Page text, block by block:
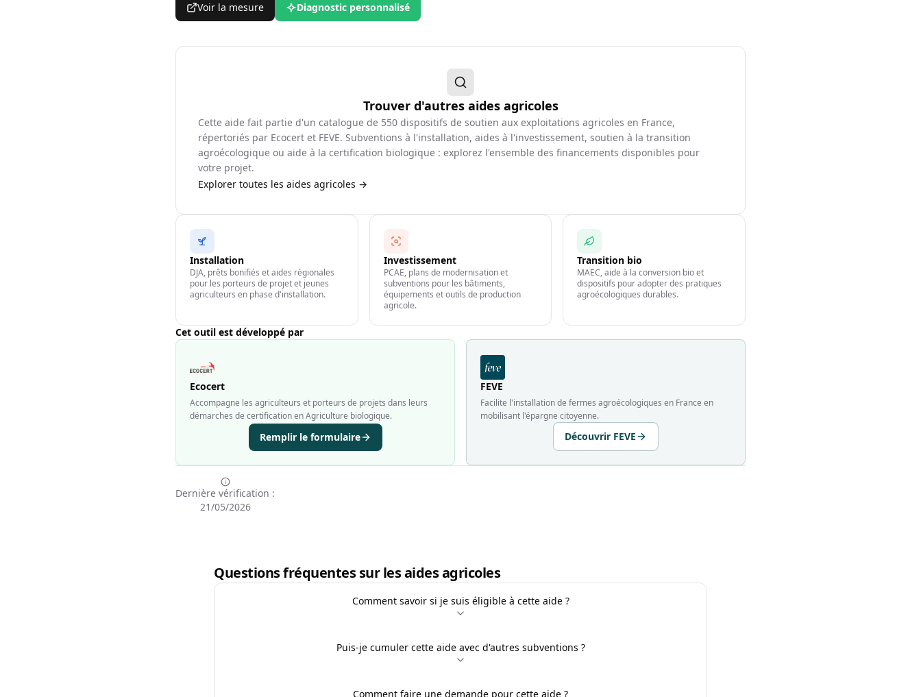
Voir la mesure Diagnostic personnalisé
Trouver d'autres aides agricoles
Cette aide fait partie d'un catalogue de 550 dispositifs de soutien aux exploitations agricoles en France,
répertoriés par Ecocert et FEVE. Subventions à l'installation, aides à l'investissement, soutien à la transition
agroécologique ou aide à la certification biologique : explorez l'ensemble des financements disponibles pour
votre projet.
Explorer toutes les aides agricoles →
Installation
DJA, prêts bonifiés et aides régionales
pour les porteurs de projet et jeunes
agriculteurs en phase d'installation.
Investissement
PCAE, plans de modernisation et
subventions pour les bâtiments,
équipements et outils de production
agricole.
Transition bio
MAEC, aide à la conversion bio et
dispositifs pour adopter des pratiques
agroécologiques durables.
Cet outil est développé par
Ecocert
Accompagne les agriculteurs et porteurs de projets dans leurs
démarches de certification en Agriculture biologique.
Remplir le formulaire
FEVE
Facilite l'installation de fermes agroécologiques en France en
mobilisant l'épargne citoyenne.
Découvrir FEVE
Dernière vérification :
21/05/2026
Questions fréquentes sur les aides agricoles
Comment savoir si je suis éligible à cette aide ?
Puis-je cumuler cette aide avec d'autres subventions ?
Comment faire une demande pour cette aide ?